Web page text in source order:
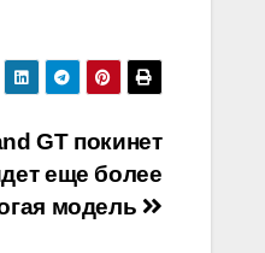
GT покинет
еще более
модель